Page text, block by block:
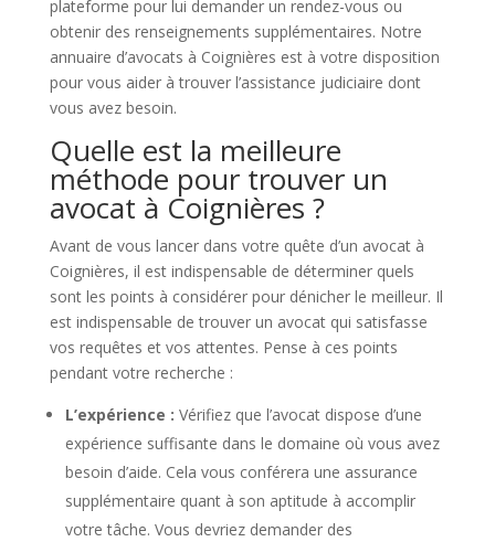
plateforme pour lui demander un rendez-vous ou
obtenir des renseignements supplémentaires. Notre
annuaire d’avocats à Coignières est à votre disposition
pour vous aider à trouver l’assistance judiciaire dont
vous avez besoin.
Quelle est la meilleure
méthode pour trouver un
avocat à Coignières ?
Avant de vous lancer dans votre quête d’un avocat à
Coignières, il est indispensable de déterminer quels
sont les points à considérer pour dénicher le meilleur. Il
est indispensable de trouver un avocat qui satisfasse
vos requêtes et vos attentes. Pense à ces points
pendant votre recherche :
L’expérience : Vérifiez que l’avocat dispose d’une
expérience suffisante dans le domaine où vous avez
besoin d’aide. Cela vous conférera une assurance
supplémentaire quant à son aptitude à accomplir
votre tâche. Vous devriez demander des